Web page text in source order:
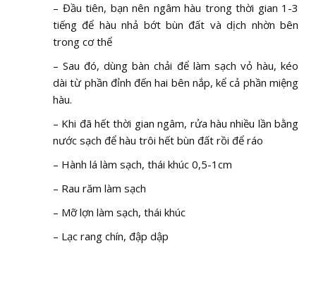
– Đầu tiên, bạn nên ngâm hàu trong thời gian 1-3
tiếng để hàu nhả bớt bùn đất và dịch nhờn bên
trong cơ thể
– Sau đó, dùng bàn chải để làm sạch vỏ hàu, kéo
dài từ phần đỉnh đến hai bên nắp, kể cả phần miệng
hàu.
– Khi đã hết thời gian ngâm, rửa hàu nhiều lần bằng
nước sạch để hàu trôi hết bùn đất rồi để ráo
– Hành lá làm sạch, thái khúc 0,5-1cm
– Rau răm làm sạch
– Mỡ lợn làm sạch, thái khúc
– Lạc rang chín, đập dập